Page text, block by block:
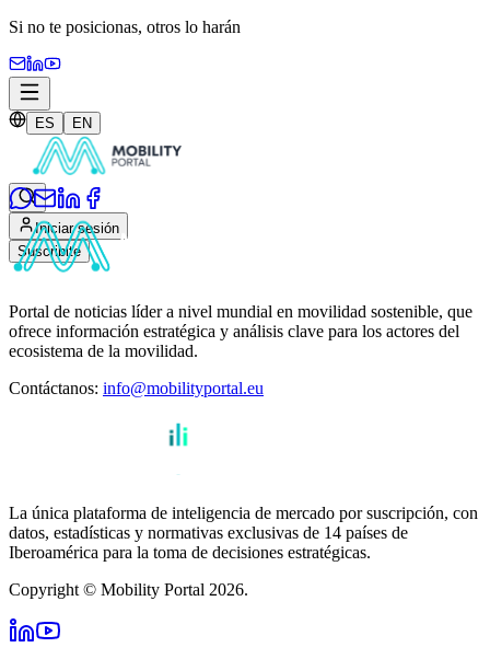
Si no te posicionas, otros lo harán
ES EN
Iniciar sesión
Suscribite
Portal de noticias líder a nivel mundial en movilidad sostenible, que
ofrece información estratégica y análisis clave para los actores del
ecosistema de la movilidad.
Contáctanos: info@mobilityportal.eu
La única plataforma de inteligencia de mercado por suscripción, con
datos, estadísticas y normativas exclusivas de 14 países de
Iberoamérica para la toma de decisiones estratégicas.
Copyright © Mobility Portal 2026.